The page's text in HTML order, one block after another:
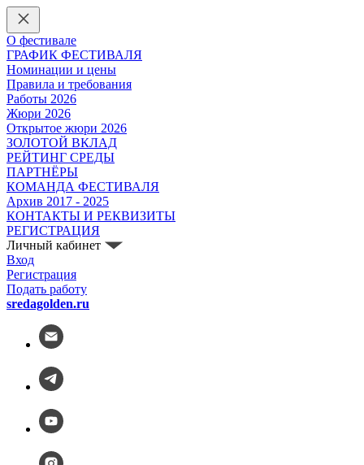
О фестивале
ГРАФИК ФЕСТИВАЛЯ
Номинации и цены
Правила и требования
Работы 2026
Жюри 2026
Открытое жюри 2026
ЗОЛОТОЙ ВКЛАД
РЕЙТИНГ СРЕДЫ
ПАРТНЁРЫ
КОМАНДА ФЕСТИВАЛЯ
Архив 2017 - 2025
КОНТАКТЫ И РЕКВИЗИТЫ
РЕГИСТРАЦИЯ
Личный кабинет
Вход
Регистрация
Подать работу
sredagolden.ru